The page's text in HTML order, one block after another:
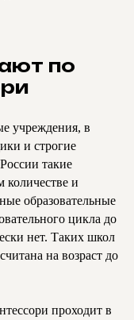
по
учреждения, в
и строгие
такие
количестве и
образовательные
цикла до
нет. Таких школ
на возраст до
проходит в